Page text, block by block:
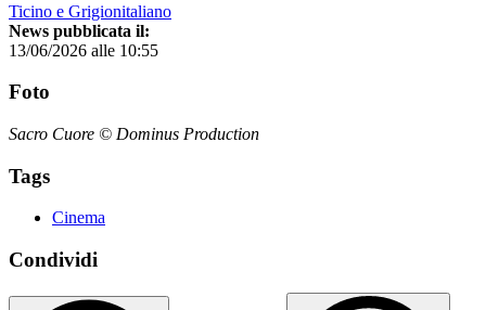
Ticino e Grigionitaliano
News pubblicata il:
13/06/2026 alle 10:55
Foto
Sacro Cuore © Dominus Production
Tags
Cinema
Condividi